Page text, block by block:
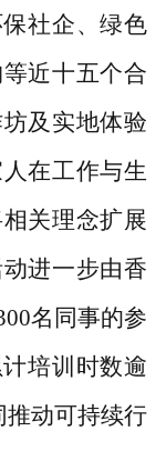
社企、绿色
近十五个合
及实地体验
在工作与生
关理念扩展
进一步由香
名同事的参
培训时数逾
推动可持续行